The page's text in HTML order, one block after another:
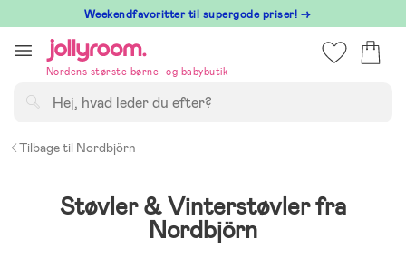
till
innehållet
⁠ Weekendfavoritter til supergode priser! →
Nordens største børne- og babybutik
Tilbage til Nordbjörn
Støvler & Vinterstøvler fra
Nordbjörn